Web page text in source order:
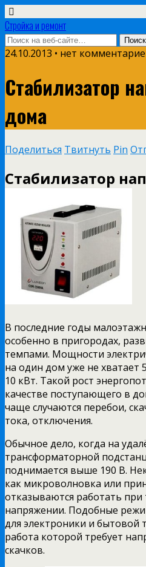
Стройка и ремонт
24.10.2013 • нет
Стабилизатор
дома
Поделиться Твитнуть Pin
Стабилизатор
В последние годы
особенно в пригородах,
темпами. Мощности
на один дом уже не хватает
10 кВт. Такой рост
качестве поступающего в
чаще случаются перебои,
тока, отключения.
Обычное дело, когда на
трансформаторной
поднимается выше 190 В.
как микроволновка или
отказываются работать
напряжении. Подобные
для электроники и бытовой
работа которой требует
скачков.